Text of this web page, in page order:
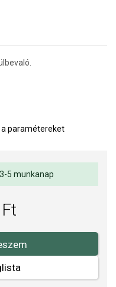
számunkra.
a paramétereket
5 munkanap